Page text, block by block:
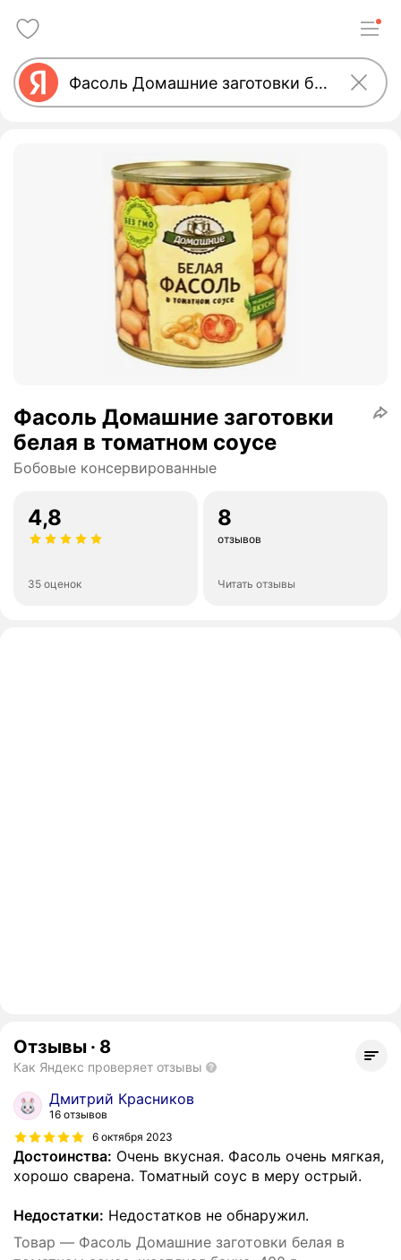
Фасоль Домашние заготовки
белая в томатном соусе
Бобовые консервированные
4,8
35 оценок
8
отзывов
Читать отзывы
Отзывы · 8
Как Яндекс проверяет отзывы
Дмитрий Красников
16 отзывов
6 октября 2023
Достоинства: Очень вкусная. Фасоль очень мягкая,
хорошо сварена. Томатный соус в меру острый.
Недостатки: Недостатков не обнаружил.
Товар — Фасоль Домашние заготовки белая в